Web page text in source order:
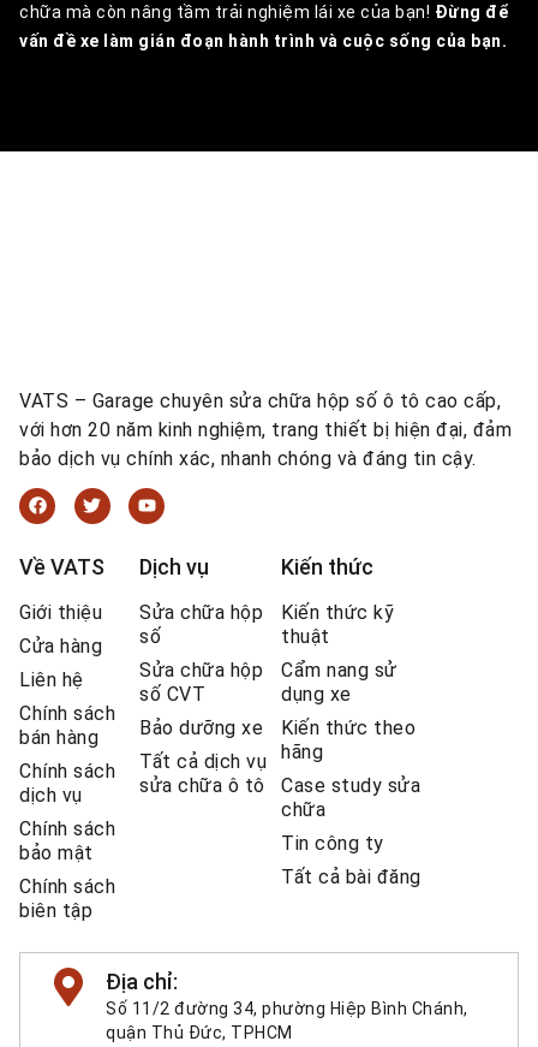
chữa mà còn nâng tầm trải nghiệm lái xe của bạn! Đừng để
vấn đề xe làm gián đoạn hành trình và cuộc sống của bạn.
VATS – Garage chuyên sửa chữa hộp số ô tô cao cấp,
với hơn 20 năm kinh nghiệm, trang thiết bị hiện đại, đảm
bảo dịch vụ chính xác, nhanh chóng và đáng tin cậy.
Về VATS
Giới thiệu
Cửa hàng
Liên hệ
Chính sách
bán hàng
Chính sách
dịch vụ
Chính sách
bảo mật
Chính sách
biên tập
Dịch vụ
Sửa chữa hộp
số
Sửa chữa hộp
số CVT
Bảo dưỡng xe
Tất cả dịch vụ
sửa chữa ô tô
Kiến thức
Kiến thức kỹ
thuật
Cẩm nang sử
dụng xe
Kiến thức theo
hãng
Case study sửa
chữa
Tin công ty
Tất cả bài đăng
Địa chỉ:
Số 11/2 đường 34, phường Hiệp Bình Chánh,
quận Thủ Đức, TPHCM